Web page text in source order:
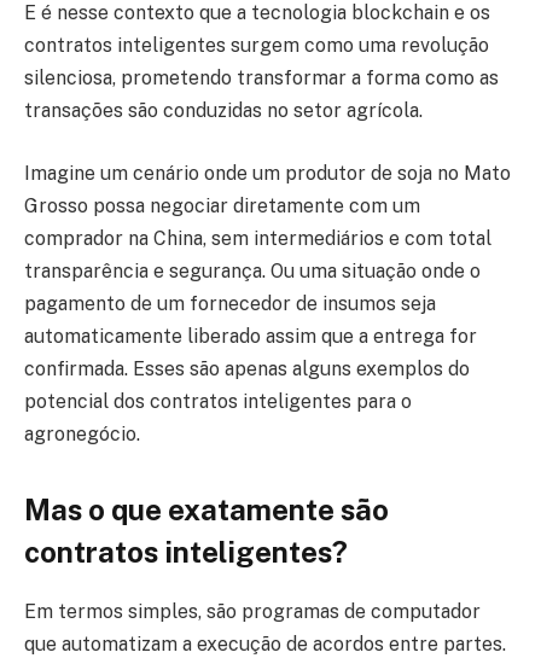
E é nesse contexto que a tecnologia blockchain e os
contratos inteligentes surgem como uma revolução
silenciosa, prometendo transformar a forma como as
transações são conduzidas no setor agrícola.
Imagine um cenário onde um produtor de soja no Mato
Grosso possa negociar diretamente com um
comprador na China, sem intermediários e com total
transparência e segurança. Ou uma situação onde o
pagamento de um fornecedor de insumos seja
automaticamente liberado assim que a entrega for
confirmada. Esses são apenas alguns exemplos do
potencial dos contratos inteligentes para o
agronegócio.
Mas o que exatamente são
contratos inteligentes?
Em termos simples, são programas de computador
que automatizam a execução de acordos entre partes.